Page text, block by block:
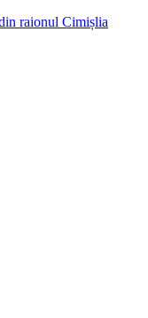
raionul Cimișlia